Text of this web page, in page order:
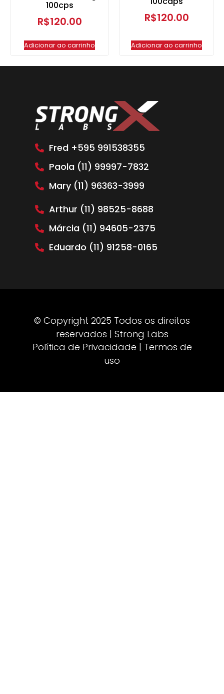
100cps
R$120.00
Adicionar ao carrinho
R$120.00
Adicionar ao carrinho
Fred +595 991538355
Paola (11) 99997-7832
Mary (11) 96363-3999
Arthur (11) 98525-8688
Márcia (11) 94605-2375
Eduardo (11) 91258-0165
© Copyright 2025 Todos os direitos
reservados | Strong Labs
Política de Privacidade | Termos de
uso